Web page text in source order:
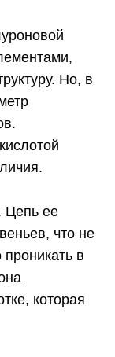
Но, в
Цепь ее
что не
в
которая